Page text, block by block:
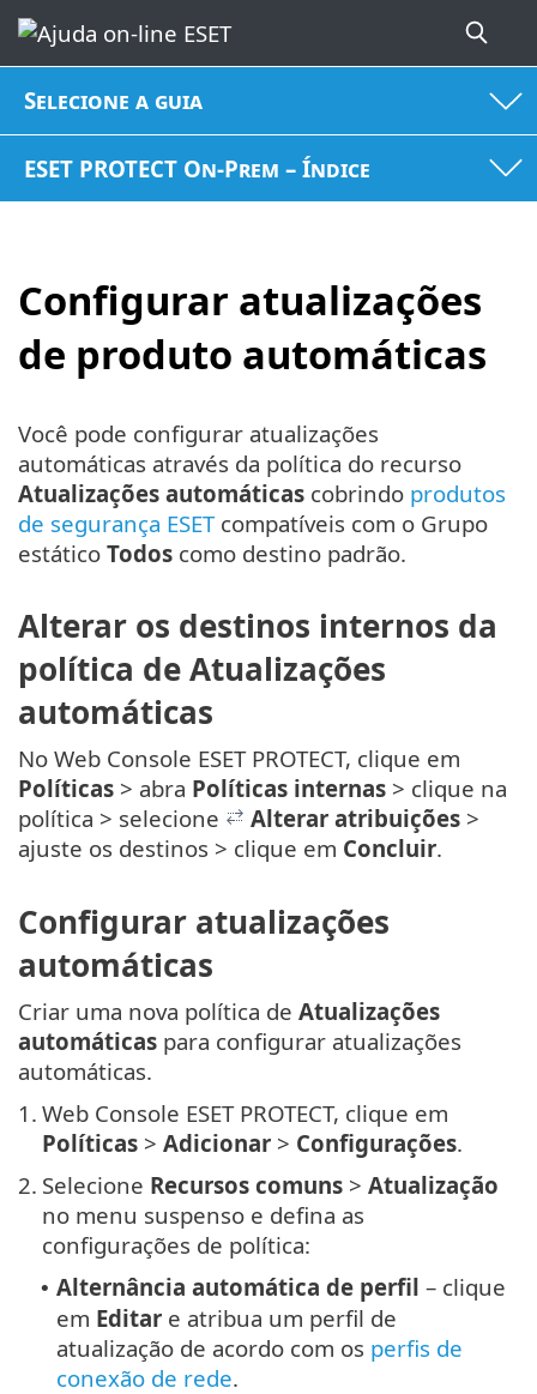
Selecione a guia
ESET PROTECT On-Prem – Índice
Configurar atualizações
de produto automáticas
Você pode configurar atualizações
automáticas através da política do recurso
Atualizações automáticas cobrindo produtos
de segurança ESETcompatíveis com o Grupo
estático Todos como destino padrão.
Alterar os destinos internos da
política de Atualizações
automáticas
No Web Console ESET PROTECT, clique em
Políticas > abra Políticas internas > clique na
política > selecione
Alterar atribuições >
ajuste os destinos > clique em Concluir.
Configurar atualizações
automáticas
Criar uma nova política de Atualizações
automáticas para configurar atualizações
automáticas.
1. Web Console ESET PROTECT, clique em
Políticas > Adicionar > Configurações.
2. Selecione Recursos comuns > Atualização
no menu suspenso e defina as
configurações de política:
• Alternância automática de perfil – clique
em Editar e atribua um perfil de
atualização de acordo com os perfis de
conexão de rede.